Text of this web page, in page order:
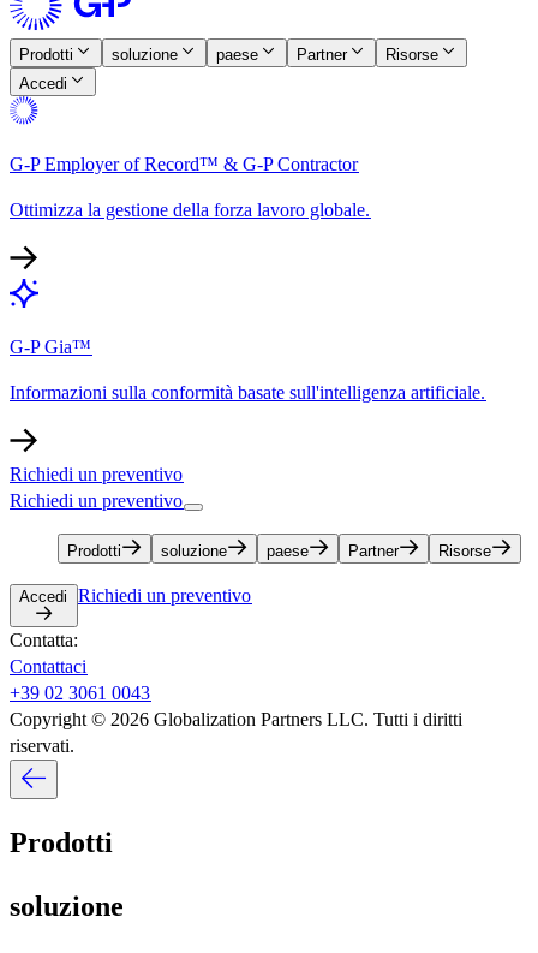
Prodotti​​ soluzione​​ paese​​ Partner​​
Risorse​​
Accedi​​
G-P Employer of Record™ & G-P Contractor​​
Ottimizza la gestione della forza lavoro globale.​​
G-P Gia™​​
Informazioni sulla conformità basate sull'intelligenza artificiale.​​
Richiedi un preventivo​​
Richiedi un preventivo​​
Prodotti​​ soluzione​​ paese​​ Partner​​ Risorse​​
Accedi​​ Richiedi un preventivo​​
Contatta:​​
Contattaci​​
+39 02 3061 0043​​
Copyright © 2026 Globalization Partners LLC. Tutti i diritti
riservati.​​
Prodotti​​
soluzione​​